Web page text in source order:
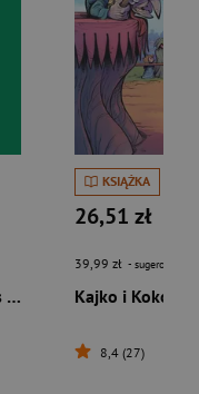
Asteriks. Tom 24. Asteriks u Belgów
KSIĄŻKA
26,51 zł
39,99 zł - sugerowana
8,4 (27)